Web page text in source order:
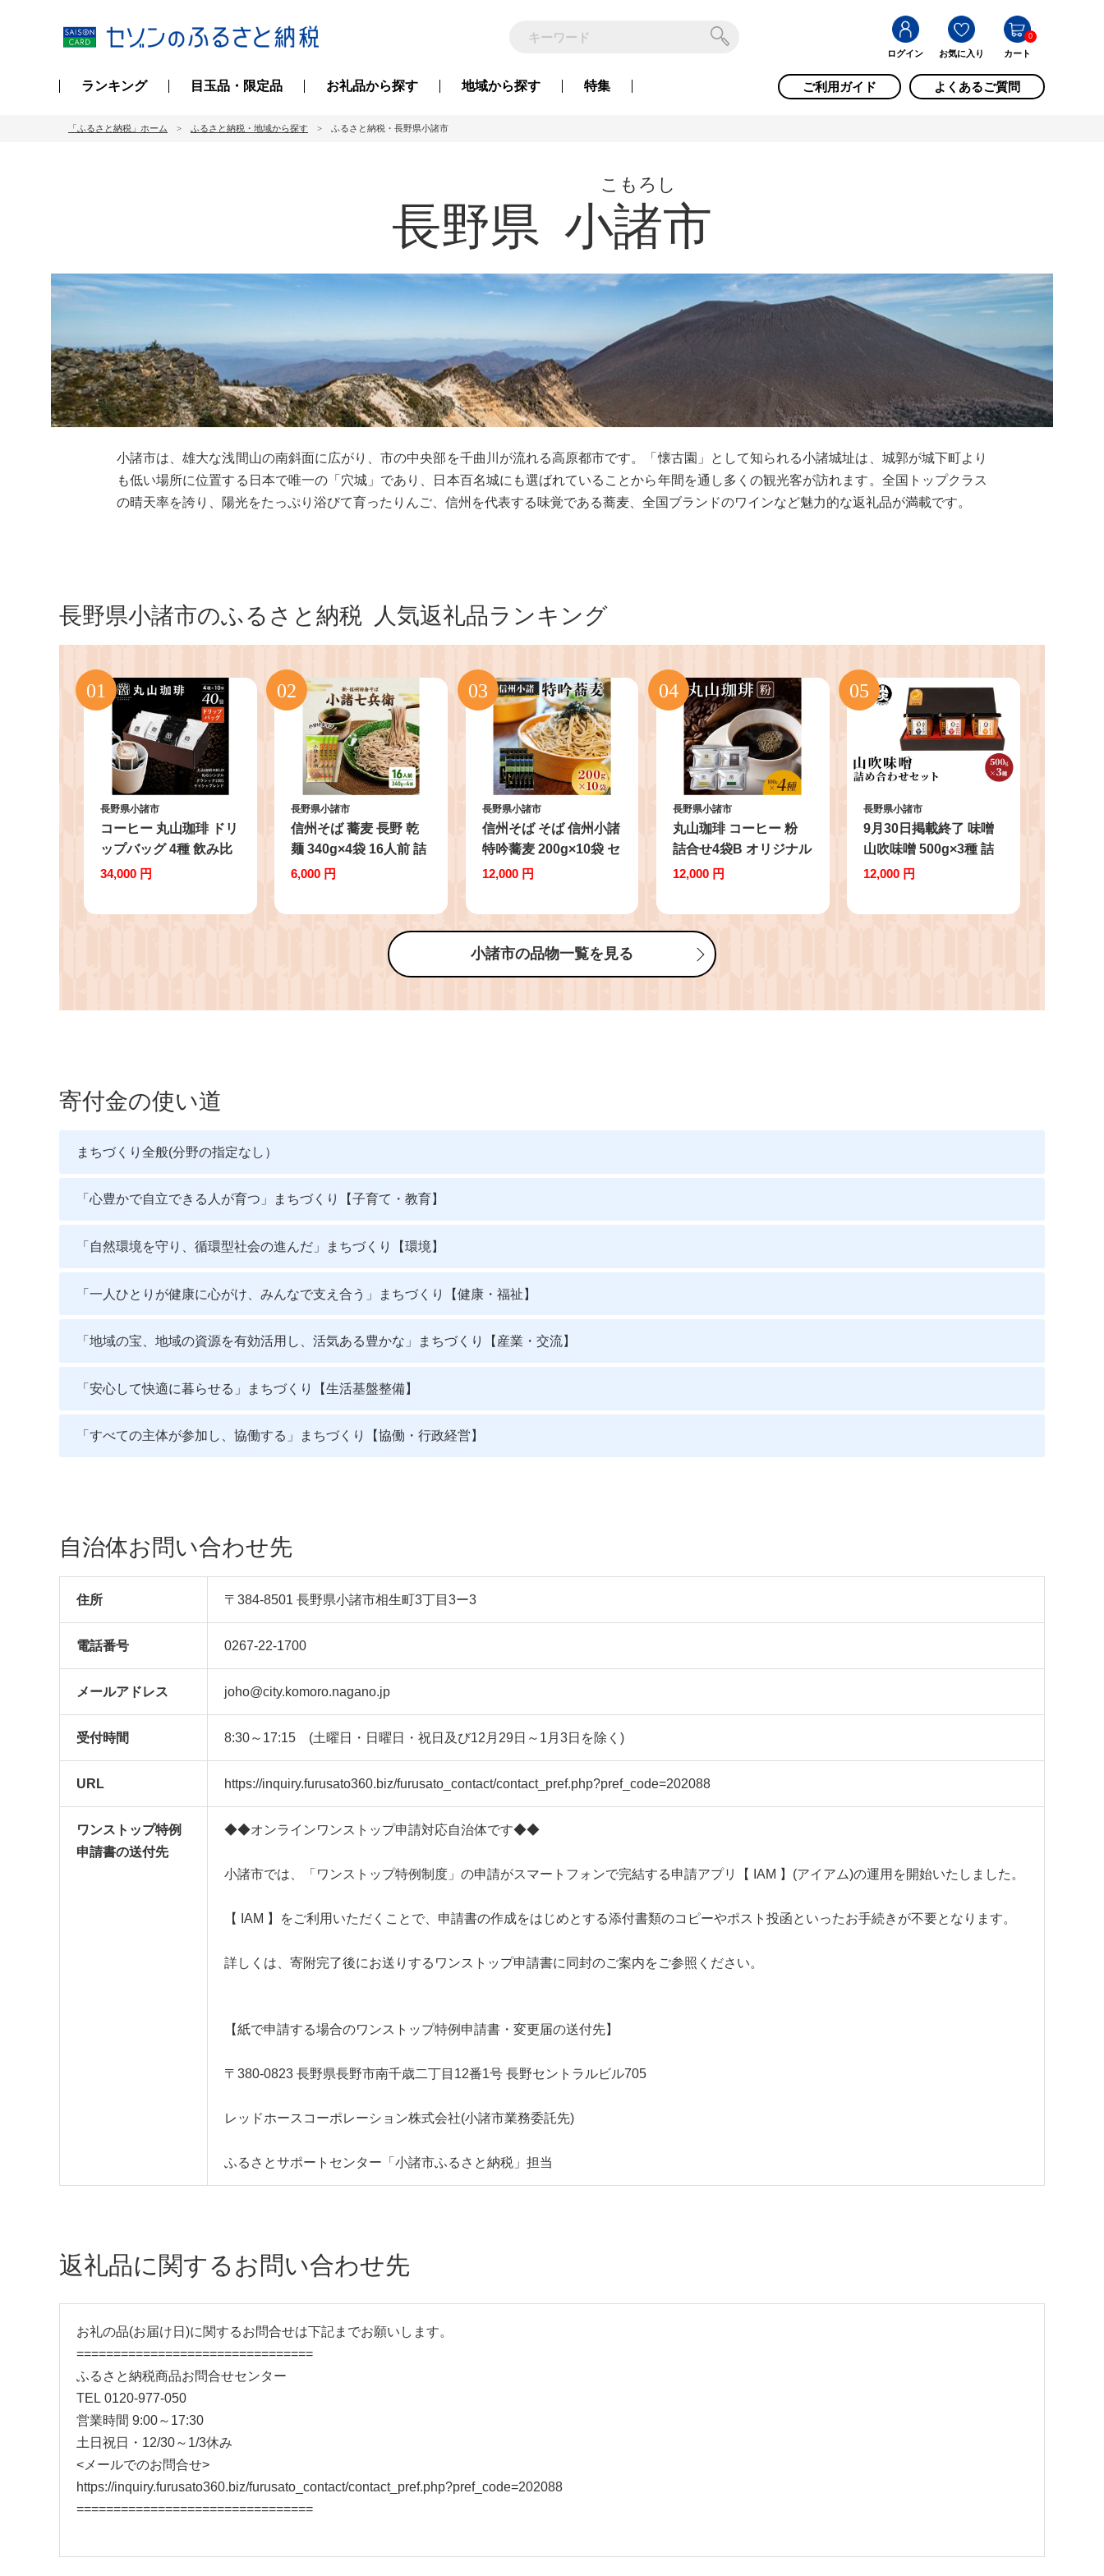
ログイン お気に入り カート
0
ランキング 目玉品・限定品 お礼品から探す 地域から探す 特集 ご利用ガイド よくあるご質問
「ふるさと納税」ホーム ふるさと納税・地域から探す ふるさと納税・長野県小諸市
長野県 小諸市
こもろし
小諸市は、雄大な浅間山の南斜面に広がり、市の中央部を千曲川が流れる高原都市です。「懐古園」として知られる小諸城址は、城郭が城下町より
も低い場所に位置する日本で唯一の「穴城」であり、日本百名城にも選ばれていることから年間を通し多くの観光客が訪れます。全国トップクラス
の晴天率を誇り、陽光をたっぷり浴びて育ったりんご、信州を代表する味覚である蕎麦、全国ブランドのワインなど魅力的な返礼品が満載です。
長野県小諸市のふるさと納税 人気返礼品ランキング
長野県小諸市
コーヒー 丸山珈琲 ドリ
ップバッグ 4種 飲み比
べ ボリューム セット
34,000 円
長野県小諸市
信州そば 蕎麦 長野 乾
麺 340g×4袋 16人前 詰
め合わせ 麺 小分け 簡
6,000 円
長野県小諸市
信州そば そば 信州小諸
特吟蕎麦 200g×10袋 セ
ット 詰め合わせ 麺 乾
12,000 円
長野県小諸市
丸山珈琲 コーヒー 粉
詰合せ4袋B オリジナル
ブレンドコーヒー ツル
12,000 円
長野県小諸市
9月30日掲載終了 味噌
山吹味噌 500g×3種 詰
め合わせ セット 大寒仕
12,000 円
小諸市の品物一覧を見る
寄付金の使い道
まちづくり全般(分野の指定なし）
「心豊かで自立できる人が育つ」まちづくり【子育て・教育】
「自然環境を守り、循環型社会の進んだ」まちづくり【環境】
「一人ひとりが健康に心がけ、みんなで支え合う」まちづくり【健康・福祉】
「地域の宝、地域の資源を有効活用し、活気ある豊かな」まちづくり【産業・交流】
「安心して快適に暮らせる」まちづくり【生活基盤整備】
「すべての主体が参加し、協働する」まちづくり【協働・行政経営】
自治体お問い合わせ先
住所 〒384-8501 長野県小諸市相生町3丁目3ー3
電話番号 0267-22-1700
メールアドレス joho@city.komoro.nagano.jp
受付時間 8:30～17:15 (土曜日・日曜日・祝日及び12月29日～1月3日を除く)
URL https://inquiry.furusato360.biz/furusato_contact/contact_pref.php?pref_code=202088
ワンストップ特例
申請書の送付先
◆◆オンラインワンストップ申請対応自治体です◆◆
小諸市では、「ワンストップ特例制度」の申請がスマートフォンで完結する申請アプリ【 IAM 】(アイアム)の運用を開始いたしました。
【 IAM 】をご利用いただくことで、申請書の作成をはじめとする添付書類のコピーやポスト投函といったお手続きが不要となります。
詳しくは、寄附完了後にお送りするワンストップ申請書に同封のご案内をご参照ください。
【紙で申請する場合のワンストップ特例申請書・変更届の送付先】
〒380-0823 長野県長野市南千歳二丁目12番1号 長野セントラルビル705
レッドホースコーポレーション株式会社(小諸市業務委託先)
ふるさとサポートセンター「小諸市ふるさと納税」担当
返礼品に関するお問い合わせ先
お礼の品(お届け日)に関するお問合せは下記までお願いします。
================================
ふるさと納税商品お問合せセンター
TEL 0120-977-050
営業時間 9:00～17:30
土日祝日・12/30～1/3休み
<メールでのお問合せ>
https://inquiry.furusato360.biz/furusato_contact/contact_pref.php?pref_code=202088
================================